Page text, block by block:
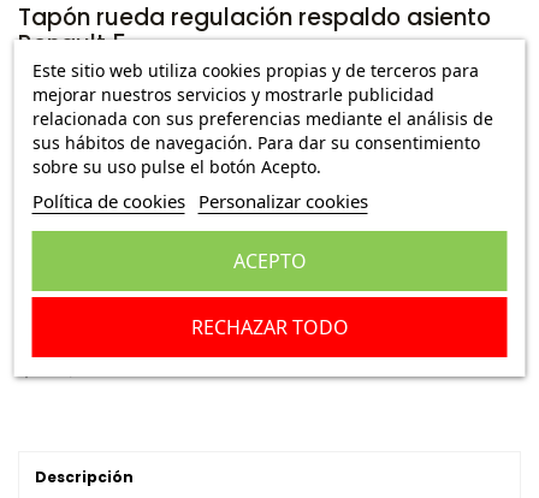
Tapón rueda regulación respaldo asiento
Renault 5
Ref.: 720334 E181
17,95 € 7,45 €Envío Peninsula
Escribe una reseña
Añadir a la cesta
Descripción
Este sitio web utiliza cookies propias y de terceros para
mejorar nuestros servicios y mostrarle publicidad
relacionada con sus preferencias mediante el análisis de
sus hábitos de navegación. Para dar su consentimiento
sobre su uso pulse el botón Acepto.
Política de cookies Personalizar cookies
RECHAZAR TODO
ACEPTO